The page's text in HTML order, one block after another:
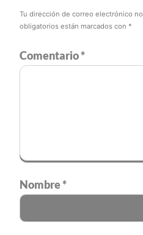
Tu dirección de correo electrónico
obligatorios están marcados con *
Comentario*
Nombre*